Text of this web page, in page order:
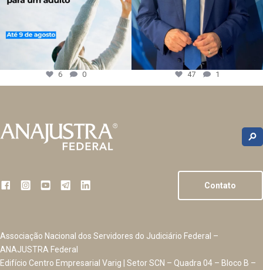
6 0 47 1
Contato
Associação Nacional dos Servidores do Judiciário Federal –
ANAJUSTRA Federal
Edifício Centro Empresarial Varig | Setor SCN – Quadra 04 – Bloco B –